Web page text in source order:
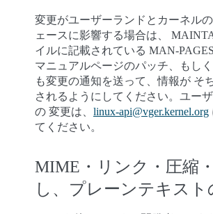
変更がユーザーランドとカーネル
ェースに影響する場合は、
イルに記載されている MAN-
マニュアルページのパッチ、もし
も変更の通知を送って、情報が そ
されるようにしてください。ユー
の 変更は、 linux-api@vger.kernel.org
てください。
MIME・リンク・圧縮
し、プレーンテキスト